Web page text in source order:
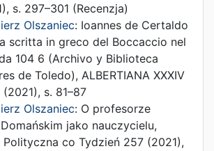
), s. 297–301 (Recenzja)
Olszaniec: Ioannes de Certaldo
scritta in greco del Boccaccio nel
104 6 (Archivo y Biblioteca
de Toledo), ALBERTIANA XXXIV
(2021), s. 81–87
Olszaniec: O profesorze
jako nauczycielu,
Polityczna co Tydzień 257 (2021),